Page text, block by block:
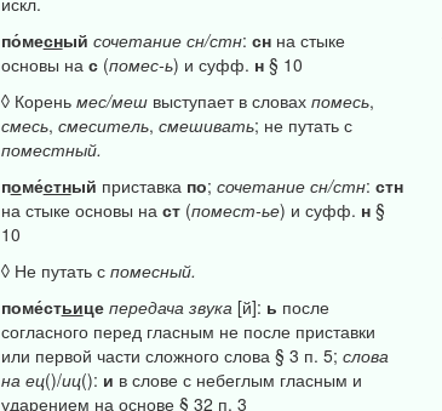
по́месный сочетание сн/стн: снна стыке
основы на с(помес-ь) и суфф. н§ 10
◊ Корень мес/мешвыступает в словах помесь,
смесь, смеситель, смешивать; не путать с
поместный.
поме́стный приставка по; сочетание сн/стн: стн
на стыке основы на ст(помест-ье) и суфф. н§
10
◊ Не путать с помесный.
поме́стьице передача звука[й]: ь после
согласного перед гласным не после приставки
или первой части сложного слова § 3 п. 5; слова
на ец()/иц(): и в слове с небеглым гласным и
ударением на основе § 32 п. 3